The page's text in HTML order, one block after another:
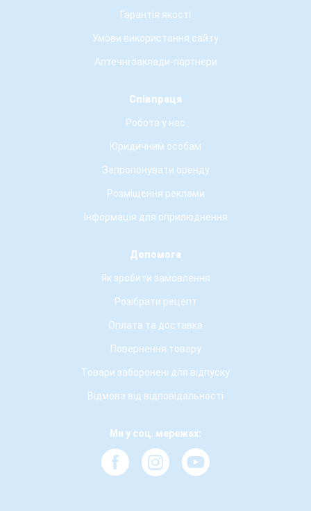
Гарантія якості
Умови використання сайту
Аптечні заклади-партнери
Співпраця
Робота у нас
Юридичним особам
Запропонувати оренду
Розміщення реклами
Інформація для оприлюднення
Допомога
Як зробити замовлення
Розібрати рецепт
Оплата та доставка
Повернення товару
Товари заборонені для відпуску
Відмова від відповідальності
Ми у соц. мережах: